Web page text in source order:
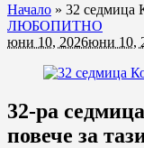
Начало » 32 седмица
ЛЮБОПИТНО
юни 10, 2026юни 10,
32-ра
повече за